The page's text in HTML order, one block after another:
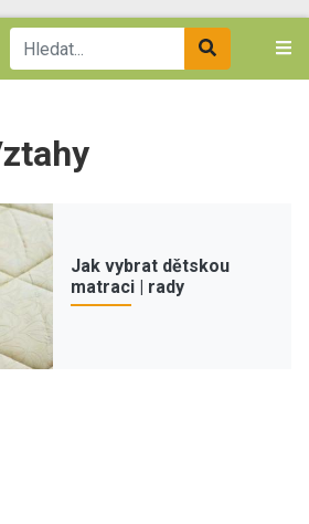
Jak vybrat dětskou
matraci | rady